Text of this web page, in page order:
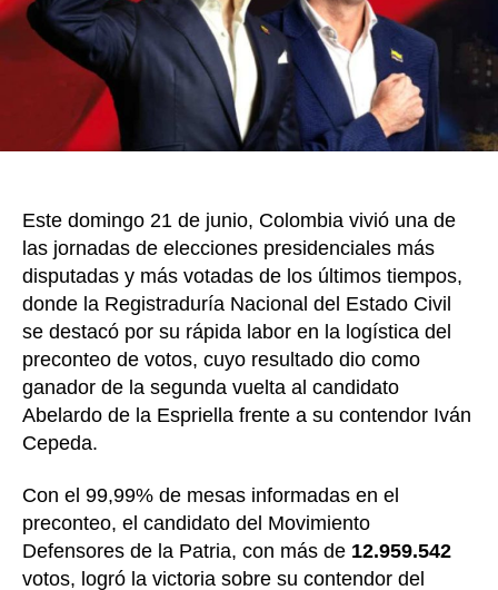
la
Este domingo 21 de junio, Colombia vivió una de
las jornadas de elecciones presidenciales más
disputadas y más votadas de los últimos tiempos,
donde la Registraduría Nacional del Estado Civil
se destacó por su rápida labor en la logística del
preconteo de votos, cuyo resultado dio como
ganador de la segunda vuelta al candidato
Abelardo de la Espriella frente a su contendor Iván
Cepeda.
Con el 99,99% de mesas informadas en el
preconteo, el candidato del Movimiento
Defensores de la Patria, con más de 12.959.542
votos, logró la victoria sobre su contendor del